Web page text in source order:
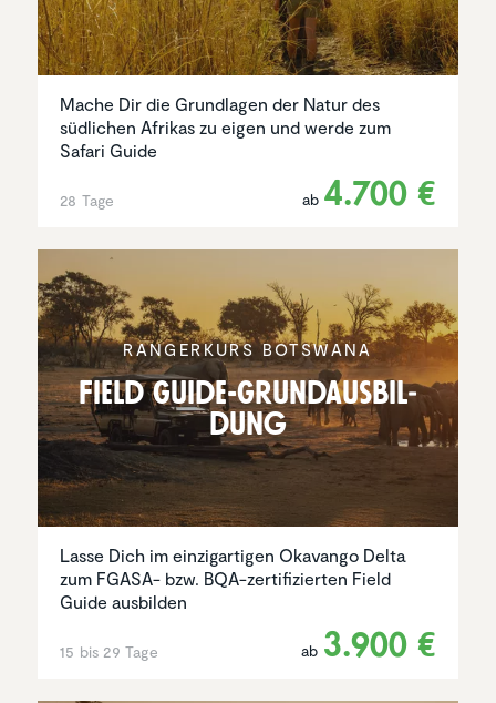
Mache Dir die Grundlagen der Natur des
südlichen Afrikas zu eigen und werde zum
Safari Guide
28 Tage ab 4.700 €
RANGER­KURS BOTSWANA
Field Guide-Grund­aus­bil­
dung
Lasse Dich im einzigartigen Okavango Delta
zum FGASA- bzw. BQA-zertifizierten Field
Guide ausbilden
15 bis 29 Tage ab 3.900 €